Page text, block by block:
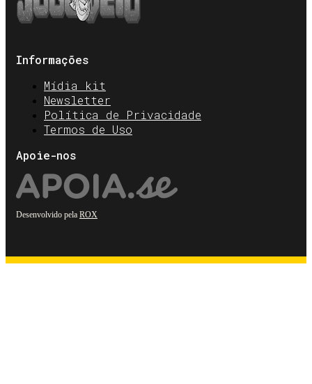
Informações
Mídia kit
Newsletter
Política de Privacidade
Termos de Uso
Apoie-nos
Desenvolvido pela ROX